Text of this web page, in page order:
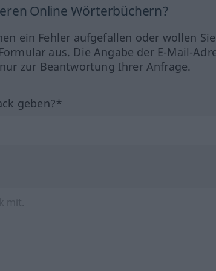
Online Wörterbüchern?
ein Fehler aufgefallen oder wollen
aus. Die Angabe der E-Mail-
zur Beantwortung Ihrer Anfrage.
geben?*